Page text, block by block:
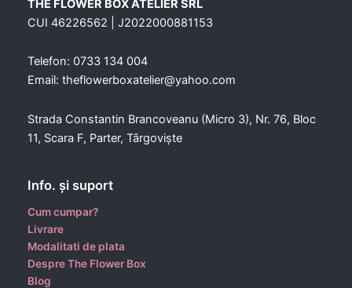
THE FLOWER BOX ATELIER SRL
CUI 46226562 | J2022000881153
Telefon: 0733 134 004
Email: theflowerboxatelier@yahoo.com
Strada Constantin Brancoveanu (Micro 3), Nr. 76, Bloc
11, Scara F, Parter, Târgoviște
Info. şi suport
Cum cumpar?
Livrare
Modalitati de plata
Despre The Flower Box
Blog